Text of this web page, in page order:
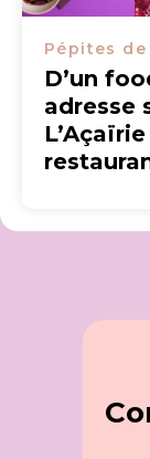
Pépites de
D’un
adresse